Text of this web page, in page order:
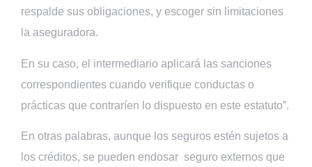
respalde sus obligaciones, y escoger sin limitaciones
la aseguradora.
En su caso, el intermediario aplicará las sanciones
correspondientes cuando verifique conductas o
prácticas que contraríen lo dispuesto en este estatuto”.
En otras palabras, aunque los seguros estén sujetos a
los créditos, se pueden endosar seguro externos que